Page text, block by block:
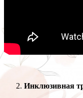
Инклюзивная